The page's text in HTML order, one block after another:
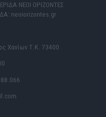
ΝΕΟΙ ΟΡΙΖΟΝΤΕΣ
neoiorizontes.gr
Χανίων Τ.Κ. 73400